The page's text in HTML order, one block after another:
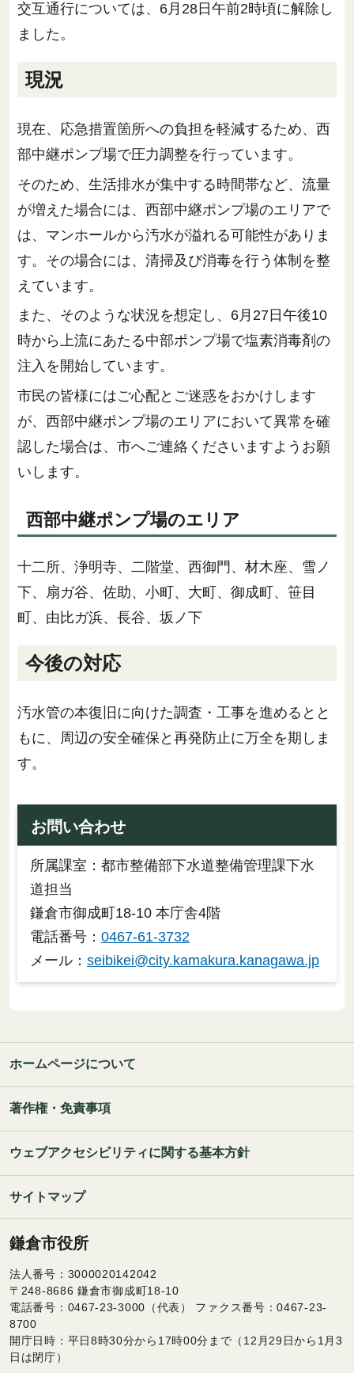
交互通行については、6月28日午前2時頃に解除し
ました。
現況
現在、応急措置箇所への負担を軽減するため、西
部中継ポンプ場で圧力調整を行っています。
そのため、生活排水が集中する時間帯など、流量
が増えた場合には、西部中継ポンプ場のエリアで
は、マンホールから汚水が溢れる可能性がありま
す。その場合には、清掃及び消毒を行う体制を整
えています。
また、そのような状況を想定し、6月27日午後10
時から上流にあたる中部ポンプ場で塩素消毒剤の
注入を開始しています。
市民の皆様にはご心配とご迷惑をおかけします
が、西部中継ポンプ場のエリアにおいて異常を確
認した場合は、市へご連絡くださいますようお願
いします。
西部中継ポンプ場のエリア
十二所、浄明寺、二階堂、西御門、材木座、雪ノ
下、扇ガ谷、佐助、小町、大町、御成町、笹目
町、由比ガ浜、長谷、坂ノ下
今後の対応
汚水管の本復旧に向けた調査・工事を進めるとと
もに、周辺の安全確保と再発防止に万全を期しま
す。
お問い合わせ
所属課室：都市整備部下水道整備管理課下水
道担当
鎌倉市御成町18-10 本庁舎4階
電話番号： 0467-61-3732
メール： seibikei@city.kamakura.kanagawa.jp
ホームページについて
著作権・免責事項
ウェブアクセシビリティに関する基本方針
サイトマップ
鎌倉市役所
法人番号：3000020142042
〒248-8686 鎌倉市御成町18-10
電話番号：0467-23-3000（代表） ファクス番号：0467-23-
8700
開庁日時：平日8時30分から17時00分まで（12月29日から1月3
日は閉庁）